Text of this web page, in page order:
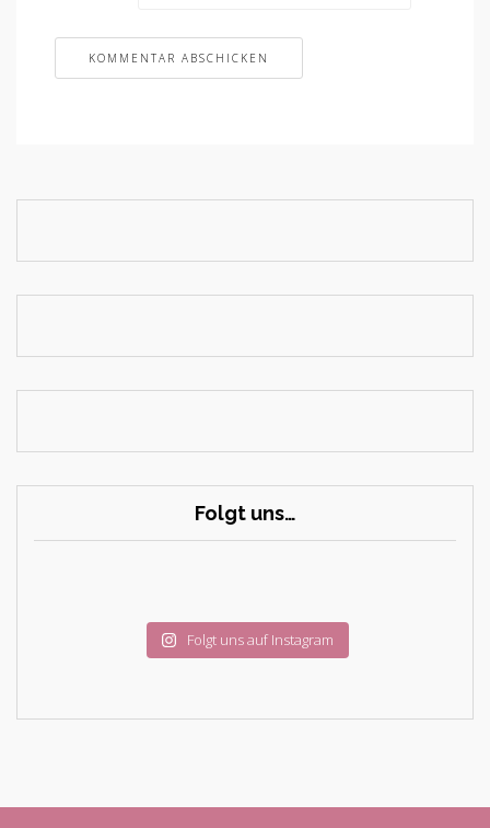
Folgt uns…
Folgt uns auf Instagram